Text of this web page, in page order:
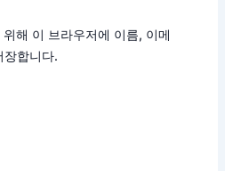
해 이 브라우저에 이름, 이메
장합니다.